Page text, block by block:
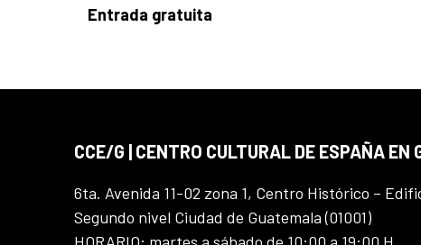
Entrada gratuita
CCE/G | CENTRO CULTURAL DE ESPAÑA EN
6ta. Avenida 11-02 zona 1, Centro Histórico –
Segundo nivel Ciudad de Guatemala (01001)